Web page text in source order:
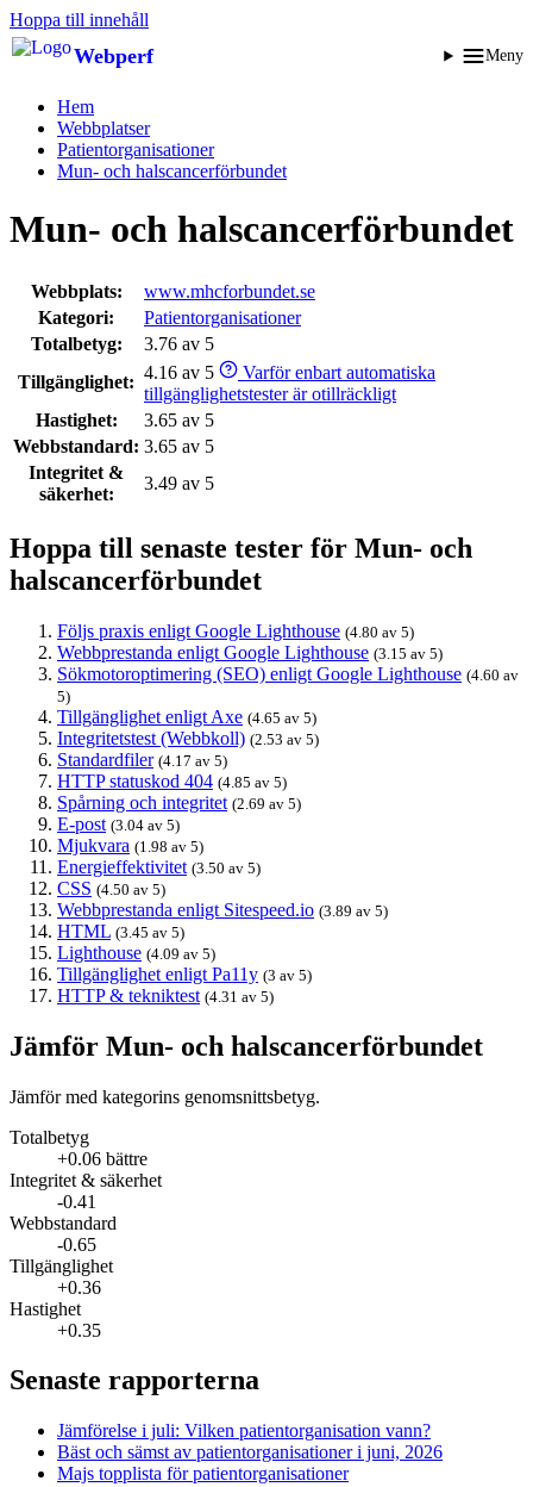
Hoppa till innehåll
Webperf Meny
Hem
Webbplatser
Patient­organisationer
Mun- och halscancerförbundet
Mun- och halscancerförbundet
Webbplats:
www.mhcforbundet.se
Kategori:
Patient­organisationer
Totalbetyg:
3.76 av 5
Tillgänglighet: 4.16 av 5
Varför enbart automatiska
tillgänglighetstester är otillräckligt
Hastighet:
3.65 av 5
Webbstandard: 3.65 av 5
Integritet &
säkerhet:
3.49 av 5
Hoppa till senaste tester för Mun- och
halscancerförbundet
Följs praxis enligt Google Lighthouse (4.80 av 5)
Webbprestanda enligt Google Lighthouse (3.15 av 5)
Sökmotoroptimering (SEO) enligt Google Lighthouse (4.60 av
5)
Tillgänglighet enligt Axe (4.65 av 5)
Integritetstest (Webbkoll) (2.53 av 5)
Standardfiler (4.17 av 5)
HTTP statuskod 404 (4.85 av 5)
Spårning och integritet (2.69 av 5)
E-post (3.04 av 5)
Mjukvara (1.98 av 5)
Energieffektivitet (3.50 av 5)
CSS (4.50 av 5)
Webbprestanda enligt Sitespeed.io (3.89 av 5)
HTML (3.45 av 5)
Lighthouse (4.09 av 5)
Tillgänglighet enligt Pa11y (3 av 5)
HTTP & tekniktest (4.31 av 5)
Jämför Mun- och halscancerförbundet
Jämför med kategorins genomsnittsbetyg.
Totalbetyg
+0.06 bättre
Integritet & säkerhet
-0.41
Webbstandard
-0.65
Tillgänglighet
+0.36
Hastighet
+0.35
Senaste rapporterna
Jämförelse i juli: Vilken patient­organisation vann?
Bäst och sämst av patient­organisationer i juni, 2026
Majs topplista för patient­organisationer